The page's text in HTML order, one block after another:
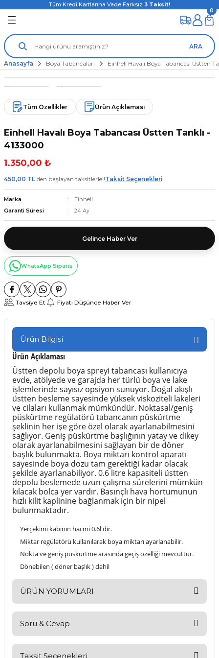
Tüm Kredi Kartlarına Vade Farksız 3 Taksit!
ARA
0
Anasayfa Boya Tabancaları Einhell Havalı Boya Tabancası Üstten
Tüm Özellikler Ürün Açıklaması
Einhell Havalı Boya Tabancası Üstten Tanklı -
4133000
1.350,00 ₺
450,00 TL den başlayan taksitlerle!!Taksit Seçenekleri
Marka
Einhell
Garanti Süresi
24 Ay
Gelince Haber Ver
WhatsApp Sipariş
Tavsiye Et Fiyatı Düşünce Haber Ver
Ürün Bilgisi
Ürün Açıklaması
Üstten depolu boya spreyi tabancası kullanıcıya
evde, atölyede ve garajda her türlü boya ve lake
işlemlerinde sayısız opsiyon sunuyor. Doğal akışlı
üstten besleme sayesinde yüksek viskoziteli lakeleri
ve cilaları kullanmak mümkündür. Noktasal/geniş
püskürtme regülatörü tabancanın püskürtme
şeklinin her işe göre özel olarak ayarlanabilmesini
sağlıyor. Geniş püskürtme başlığının yatay ve dikey
olarak ayarlanabilmesini sağlayan bir de döner
başlık bulunmakta. Boya miktarı kontrol aparatı
sayesinde boya dozu tam gerektiği kadar olacak
şekilde ayarlanabiliyor. 0.6 litre kapasiteli üstten
depolu beslemede uzun çalışma sürelerini mümkün
kılacak bolca yer vardır. Basınçlı hava hortumunun
hızlı kilit kaplinine bağlanmak için bir nipel
bulunmaktadır.
Yerçekimi kabının hacmi 0.6l'dir.
Miktar regülatörü kullanılarak boya miktarı ayarlanabilir.
Nokta ve geniş püskürtme arasında geçiş özelliği mevcuttur.
Dönebilen ( döner başlık ) dahil
ÜRÜN YORUMLARI
Bu ürüne ilk yorumu siz yapın!
Soru & Cevap
Ürün hakkında henüz soru sorulmamış.
Taksit Seçenekleri